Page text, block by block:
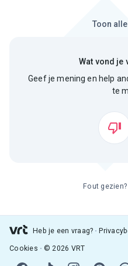
Toon
Wat vond je
Geef je mening en help
te
Fout gezien?
Heb je een vraag?
Cookies © 2026 VRT